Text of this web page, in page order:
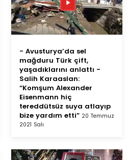
- Avusturya’da sel
mağduru Türk çift,
yaşadıklarını anlattı -
Salih Karaaslan:
“Komşum Alexander
Eisenmann hiç
tereddütsüz suya atlayıp
bize yardım etti” 20 Temmuz
2021 Salı